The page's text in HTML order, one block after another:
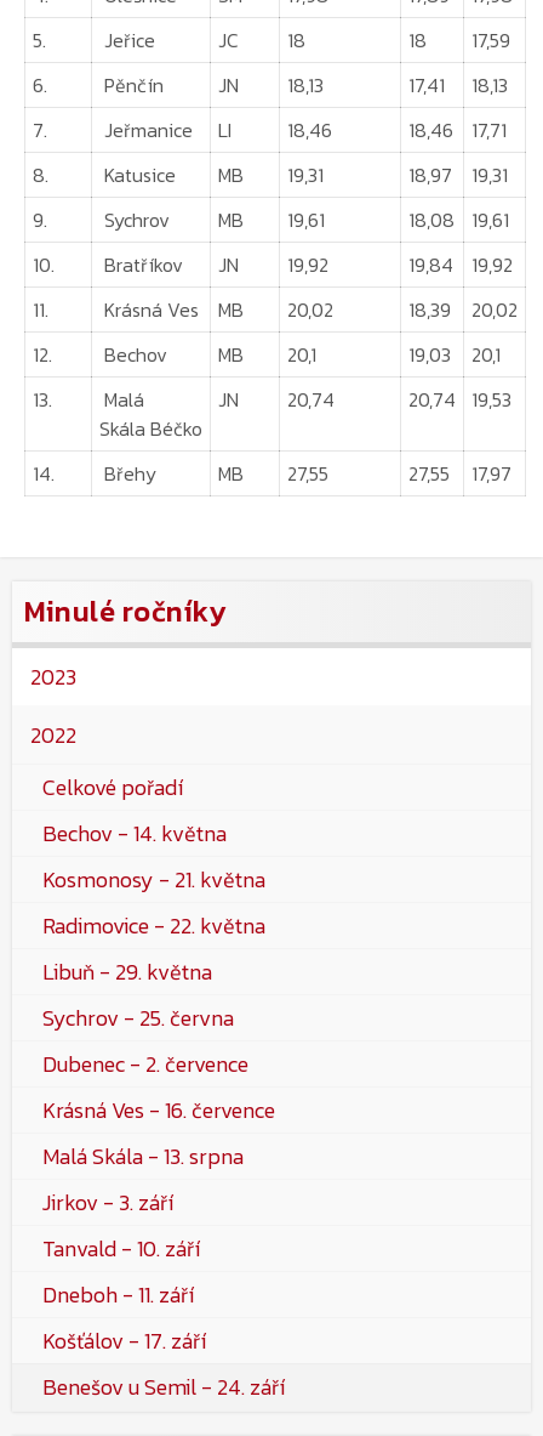
5.
Jeřice JC 18 18
17,59
6.
Pěnčín JN 18,13 17,41
18,13
7.
Jeřmanice LI 18,46 18,46
17,71
8.
Katusice MB 19,31 18,97
19,31
9.
Sychrov MB 19,61 18,08
19,61
10.
Bratříkov JN 19,92 19,84
19,92
11.
Krásná Ves MB 20,02 18,39
20,02
12.
Bechov MB 20,1 19,03
20,1
13.
Malá
Skála Béčko
JN 20,74 20,74 19,53
14. Břehy MB 27,55 27,55 17,97
Minulé ročníky
2023
2022
Celkové pořadí
Bechov - 14. května
Kosmonosy - 21. května
Radimovice - 22. května
Libuň - 29. května
Sychrov - 25. června
Dubenec - 2. července
Krásná Ves - 16. července
Malá Skála - 13. srpna
Jirkov - 3. září
Tanvald - 10. září
Dneboh - 11. září
Košťálov - 17. září
Benešov u Semil - 24. září